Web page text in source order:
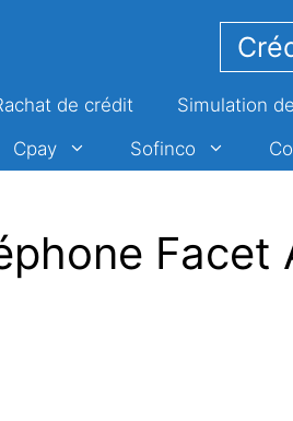
de crédit Simulation
Cpay
Sofinco
Facet